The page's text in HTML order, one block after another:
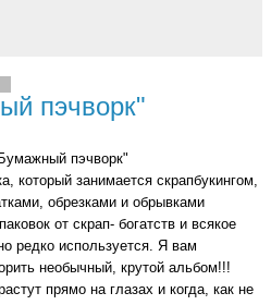
пэчворк"
пэчворк"
который занимается скрапбукингом,
обрезками и обрывками
от скрап- богатств и всякое
редко используется. Я вам
необычный, крутой альбом!!!
прямо на глазах и когда, как не